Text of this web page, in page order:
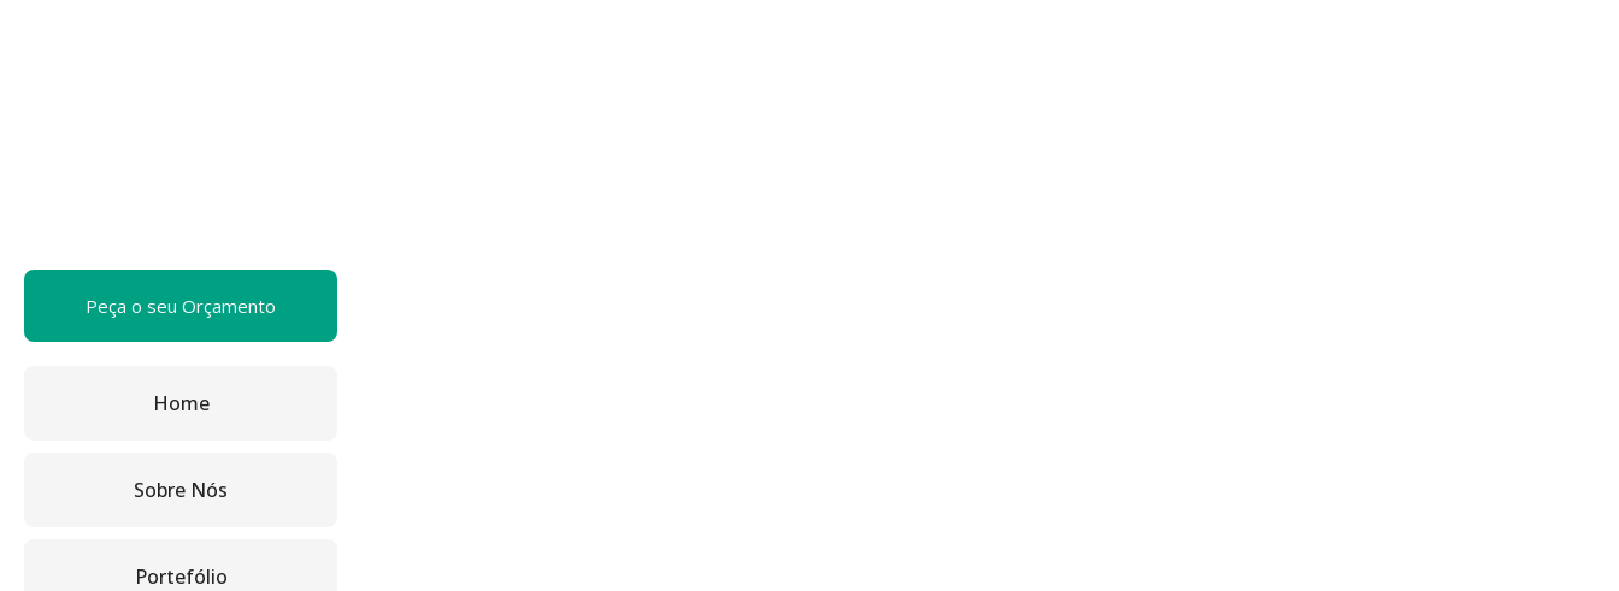
Peça o seu Orçamento
Home
Sobre Nós
Portefólio